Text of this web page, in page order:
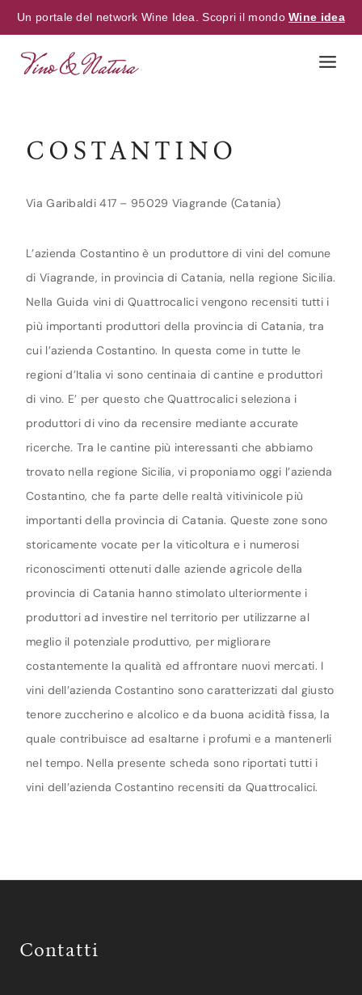
Un portale del network Wine Idea. Scopri il mondoWine idea
COSTANTINO
Via Garibaldi 417 – 95029 Viagrande (Catania)
L’azienda Costantino è un produttore di vini del comune
di Viagrande, in provincia di Catania, nella regione Sicilia.
Nella Guida vini di Quattrocalici vengono recensiti tutti i
più importanti produttori della provincia di Catania, tra
cui l’azienda Costantino. In questa come in tutte le
regioni d’Italia vi sono centinaia di cantine e produttori
di vino. E’ per questo che Quattrocalici seleziona i
produttori di vino da recensire mediante accurate
ricerche. Tra le cantine più interessanti che abbiamo
trovato nella regione Sicilia, vi proponiamo oggi l’azienda
Costantino, che fa parte delle realtà vitivinicole più
importanti della provincia di Catania. Queste zone sono
storicamente vocate per la viticoltura e i numerosi
riconoscimenti ottenuti dalle aziende agricole della
provincia di Catania hanno stimolato ulteriormente i
produttori ad investire nel territorio per utilizzarne al
meglio il potenziale produttivo, per migliorare
costantemente la qualità ed affrontare nuovi mercati. I
vini dell’azienda Costantino sono caratterizzati dal giusto
tenore zuccherino e alcolico e da buona acidità fissa, la
quale contribuisce ad esaltarne i profumi e a mantenerli
nel tempo. Nella presente scheda sono riportati tutti i
vini dell’azienda Costantino recensiti da Quattrocalici.
Contatti